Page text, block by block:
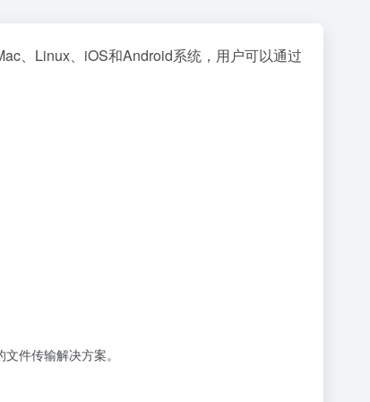
、Linux、iOS和Android系统，用户可以通过
件传输解决方案。